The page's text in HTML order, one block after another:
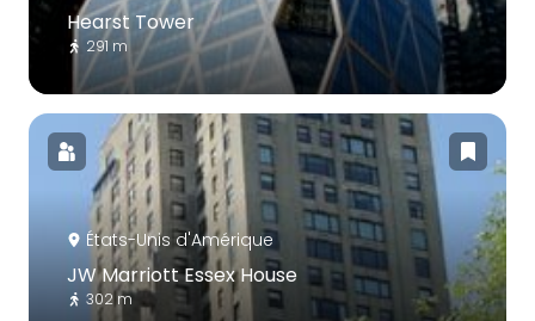
Hearst Tower
291 m
États-Unis d'Amérique
JW Marriott Essex House
302 m